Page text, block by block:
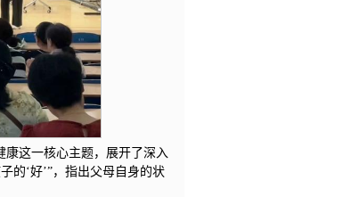
这一核心主题，展开了深入
的‘好’”，指出父母自身的状